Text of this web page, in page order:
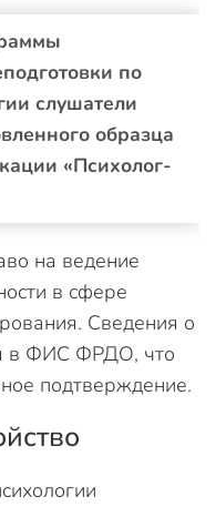
по
слушатели
образца
«Психолог-
на ведение
в сфере
Сведения о
в ФИС ФРДО, что
подтверждение.